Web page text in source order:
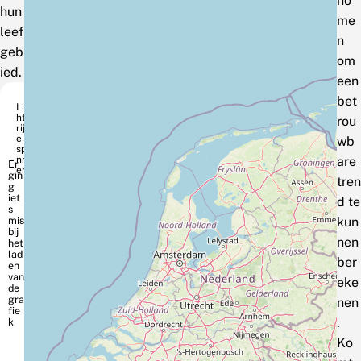
hun
leef
geb
ied.
Lic
htg
rijz
e
spa
nn
er
me
n
om
een
bet
rou
wb
are
tren
d te
kun
nen
ber
eke
nen
.
Ko